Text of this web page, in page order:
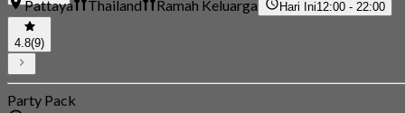
Pattaya
Thailand Ramah Keluarga Hari Ini12:00 - 22:00
4.8(9)
Party Pack